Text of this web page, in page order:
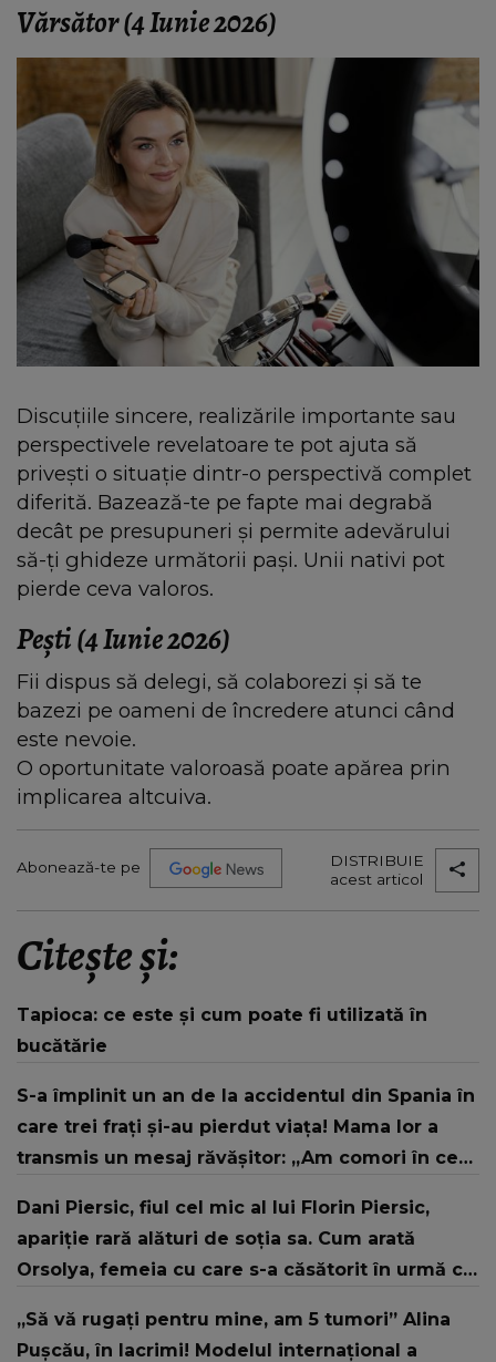
Vărsător (4 Iunie 2026)
Discuțiile sincere, realizările importante sau
perspectivele revelatoare te pot ajuta să
privești o situație dintr-o perspectivă complet
diferită. Bazează-te pe fapte mai degrabă
decât pe presupuneri și permite adevărului
să-ți ghideze următorii pași. Unii nativi pot
pierde ceva valoros.
Pești (4 Iunie 2026)
Fii dispus să delegi, să colaborezi și să te
bazezi pe oameni de încredere atunci când
este nevoie.
O oportunitate valoroasă poate apărea prin
implicarea altcuiva.
Abonează-te pe
DISTRIBUIE
acest articol
Citește și:
Tapioca: ce este și cum poate fi utilizată în
bucătărie
S-a împlinit un an de la accidentul din Spania în
care trei frați și-au pierdut viața! Mama lor a
transmis un mesaj răvășitor: „Am comori în cer,
Dani Piersic, fiul cel mic al lui Florin Piersic,
apariție rară alături de soția sa. Cum arată
Orsolya, femeia cu care s-a căsătorit în urmă cu
„Să vă rugați pentru mine, am 5 tumori” Alina
Pușcău, în lacrimi! Modelul internațional a